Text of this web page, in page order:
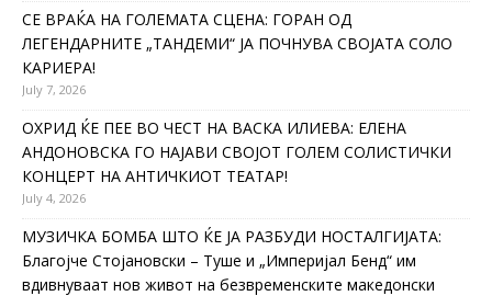
СЕ ВРАЌА НА ГОЛЕМАТА СЦЕНА: ГОРАН ОД
ЛЕГЕНДАРНИТЕ „ТАНДЕМИ“ ЈА ПОЧНУВА СВОЈАТА СОЛО
КАРИЕРА!
July 7, 2026
ОХРИД ЌЕ ПЕЕ ВО ЧЕСТ НА ВАСКА ИЛИЕВА: ЕЛЕНА
АНДОНОВСКА ГО НАЈАВИ СВОЈОТ ГОЛЕМ СОЛИСТИЧКИ
КОНЦЕРТ НА АНТИЧКИОТ ТЕАТАР!
July 4, 2026
МУЗИЧКА БОМБА ШТО ЌЕ ЈА РАЗБУДИ НОСТАЛГИЈАТА:
Благојче Стојановски – Туше и „Империјал Бенд“ им
вдивнуваат нов живот на безвременските македонски